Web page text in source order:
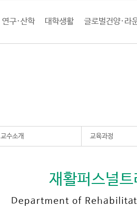
연구·산학 대학생활 글로벌건양·라
교수소개 교육과정
재활퍼스널
Department of